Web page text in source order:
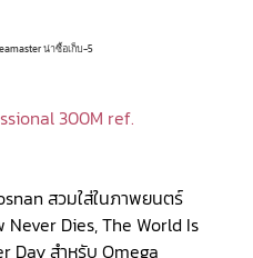
300M ref.
สวมใส่ในภาพยนตร์
Dies, The World Is
Day สำหรับ Omega